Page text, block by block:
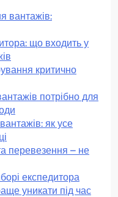
вантажів:
що входить у
критично
потрібно для
як усе
перевезення – не
експедитора
уникати під час